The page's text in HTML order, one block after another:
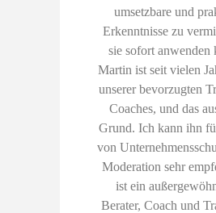
umsetzbare und
Erkenntnisse zu
sie sofort anwenden
Martin ist seit vielen
unserer bevorzugten
Coaches, und das
Grund. Ich kann ihn
von
Moderation sehr
ist ein
Berater, Coach und